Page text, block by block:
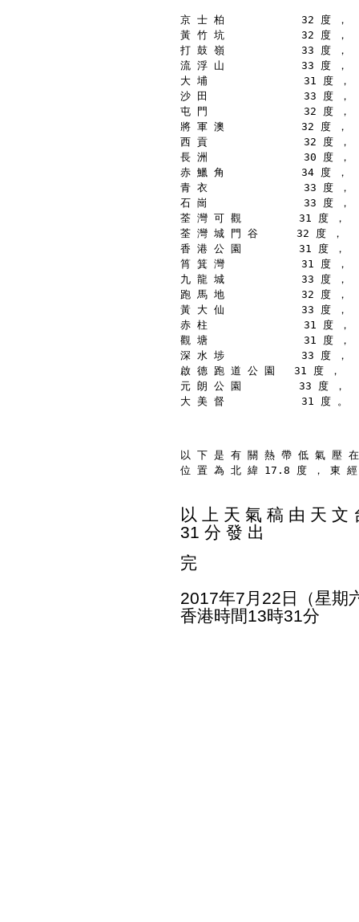
京 士 柏            32 度 ，
黃 竹 坑            32 度 ，
打 鼓 嶺            33 度 ，
流 浮 山            33 度 ，
大 埔               31 度 ，
沙 田               33 度 ，
屯 門               32 度 ，
將 軍 澳            32 度 ，
西 貢               32 度 ，
長 洲               30 度 ，
赤 鱲 角            34 度 ，
青 衣               33 度 ，
石 崗               33 度 ，
荃 灣 可 觀         31 度 ，
荃 灣 城 門 谷      32 度 ，
香 港 公 園         31 度 ，
筲 箕 灣            31 度 ，
九 龍 城            33 度 ，
跑 馬 地            32 度 ，
黃 大 仙            33 度 ，
赤 柱               31 度 ，
觀 塘               31 度 ，
深 水 埗            33 度 ，
啟 德 跑 道 公 園   31 度 ，
元 朗 公 園         33 度 ，
大 美 督            31 度 。
以 下 是 有 關 熱 帶 低 氣 壓
位 置 為 北 緯 17.8 度 ， 東
以 上 天 氣 稿 由 天 文
31 分 發 出
完
2017年7月22日（星期
香港時間13時31分